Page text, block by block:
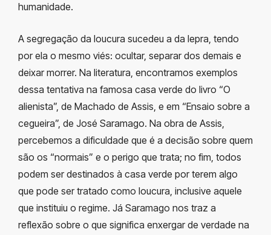
humanidade.
A segregação da loucura sucedeu a da lepra, tendo
por ela o mesmo viés: ocultar, separar dos demais e
deixar morrer. Na literatura, encontramos exemplos
dessa tentativa na famosa casa verde do livro “O
alienista”, de Machado de Assis, e em “Ensaio sobre a
cegueira”, de José Saramago. Na obra de Assis,
percebemos a dificuldade que é a decisão sobre quem
são os “normais” e o perigo que trata; no fim, todos
podem ser destinados à casa verde por terem algo
que pode ser tratado como loucura, inclusive aquele
que instituiu o regime. Já Saramago nos traz a
reflexão sobre o que significa enxergar de verdade na